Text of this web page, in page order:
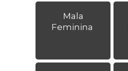
Mala
Feminina